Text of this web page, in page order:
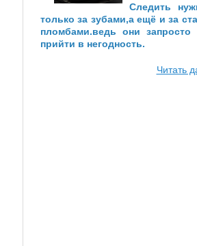
Следить
только за зубами,а ещё и за
пломбами.ведь они запросто
прийти в негодность.
Читать